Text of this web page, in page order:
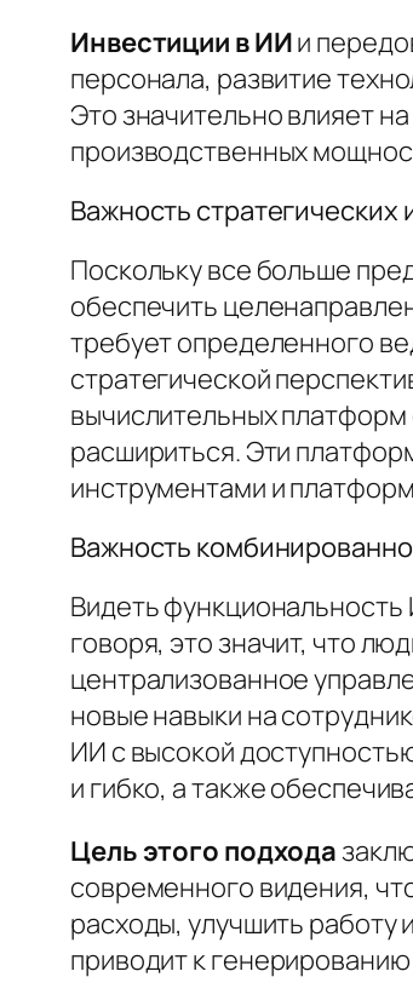
Инвестиции в ИИи
персонала, развитие
Это значительно влияет
производственных
Важность стратегических
Поскольку все больше
обеспечить
требует определенного
стратегической
вычислительных
расшириться. Эти
инструментами и
Важность
Видеть функциональность
говоря, это значит, что
централизованное
новые навыки на
ИИ с высокой
и гибко, а также
Цель этого подхода
современного видения,
расходы, улучшить
приводит к